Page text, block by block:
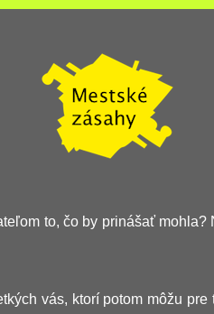
to, čo by prinášať mohla?
vás, ktorí potom môžu